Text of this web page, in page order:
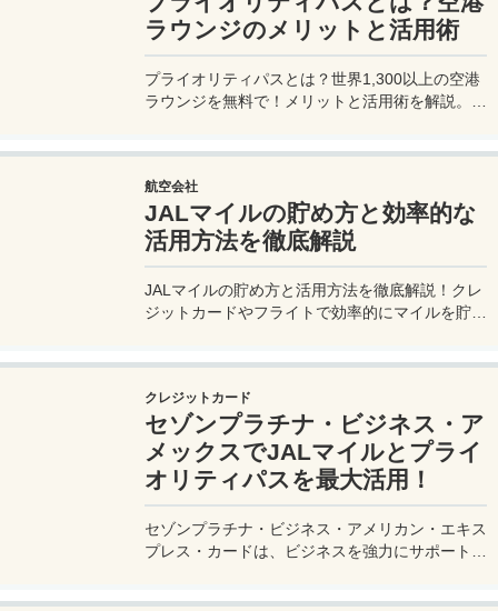
ラウンジのメリットと活用術
プライオリティパスとは？世界1,300以上の空港
ラウンジを無料で！メリットと活用術を解説。セ
航空会社
JALマイルの貯め方と効率的な
活用方法を徹底解説
JALマイルの貯め方と活用方法を徹底解説！クレ
ジットカードやフライトで効率的にマイルを貯
クレジットカード
セゾンプラチナ・ビジネス・ア
メックスでJALマイルとプライ
オリティパスを最大活用！
セゾンプラチナ・ビジネス・アメリカン・エキス
プレス・カードは、ビジネスを強力にサポートす